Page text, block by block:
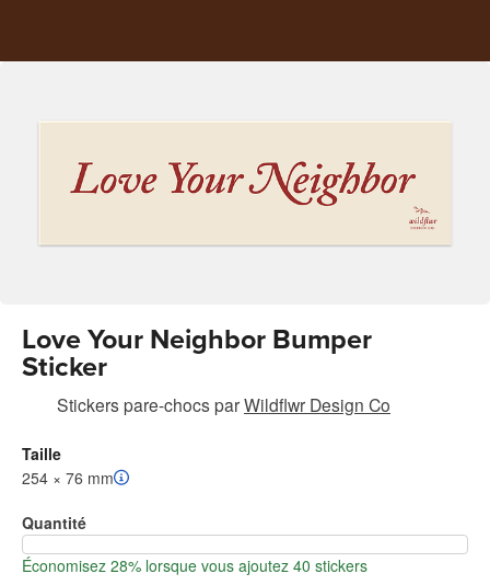
Love Your Neighbor Bumper
Sticker
Stickers pare-chocsparWildflwr Design Co
Taille
254 × 76 mm
Quantité
Économisez 28% lorsque vous ajoutez 40 stickers